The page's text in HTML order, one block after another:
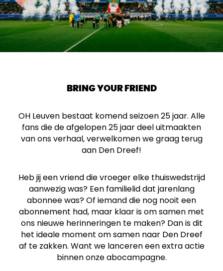
BRING YOUR FRIEND
OH Leuven bestaat komend seizoen 25 jaar. Alle
fans die de afgelopen 25 jaar deel uitmaakten
van ons verhaal, verwelkomen we graag terug
aan Den Dreef!
Heb jij een vriend die vroeger elke thuiswedstrijd
aanwezig was? Een familielid dat jarenlang
abonnee was? Of iemand die nog nooit een
abonnement had, maar klaar is om samen met
ons nieuwe herinneringen te maken? Dan is dit
het ideale moment om samen naar Den Dreef
af te zakken. Want we lanceren een extra actie
binnen onze abocampagne.